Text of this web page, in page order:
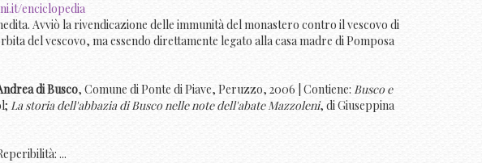
enciclopedia
Avviò la rivendicazione delle immunità del monastero contro il vescovo di
del vescovo, ma essendo direttamente legato alla casa madre di Pomposa
di Busco, Comune di Ponte di Piave, Peruzzo, 2006 | Contiene: Busco e
La storia dell'abbazia di Busco nelle note dell'abate Mazzoleni, di Giuseppina
...